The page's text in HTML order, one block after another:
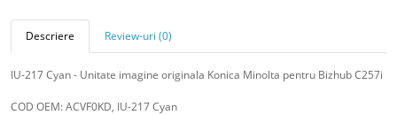
Descriere Review-uri (0)
IU-217 Cyan - Unitate imagine originala Konica Minolta pentru Bizhub C257i
COD OEM: ACVF0KD, IU-217 Cyan